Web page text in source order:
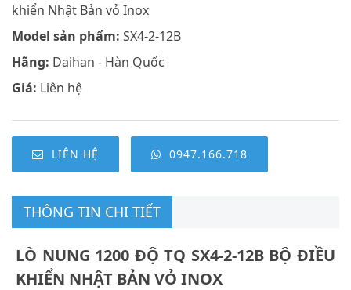
khiển Nhật Bản vỏ Inox
Model sản phẩm: SX4-2-12B
Hãng: Daihan - Hàn Quốc
Giá: Liên hệ
LIÊN HỆ 0947.166.718
THÔNG TIN CHI TIẾT
LÒ NUNG 1200 ĐỘ TQ SX4-2-12B BỘ ĐIỀU
KHIỂN NHẬT BẢN VỎ INOX